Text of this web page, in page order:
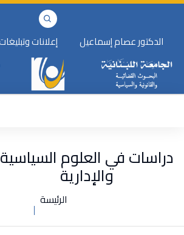
الدكتور عصام إسماعيل إعلانات وتبليغات
دراسات في العلوم السياسية
والإدارية
الرئيسة